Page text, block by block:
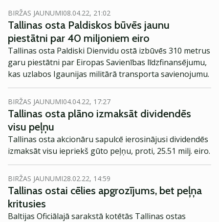
BIRŽAS JAUNUMI08.04.22, 21:02
Tallinas osta Paldiskos būvēs jaunu
piestātni par 40 miljoniem eiro
Tallinas osta Paldiski Dienvidu ostā izbūvēs 310 metrus
garu piestātni par Eiropas Savienības līdzfinansējumu,
kas uzlabos Igaunijas militārā transporta savienojumu.
BIRŽAS JAUNUMI04.04.22, 17:27
Tallinas osta plāno izmaksāt dividendēs
visu peļņu
Tallinas osta akcionāru sapulcē ierosinājusi dividendēs
izmaksāt visu iepriekš gūto peļņu, proti, 25.51 milj. eiro.
BIRŽAS JAUNUMI28.02.22, 14:59
Tallinas ostai cēlies apgrozījums, bet peļņa
kritusies
Baltijas Oficiālajā sarakstā kotētās Tallinas ostas